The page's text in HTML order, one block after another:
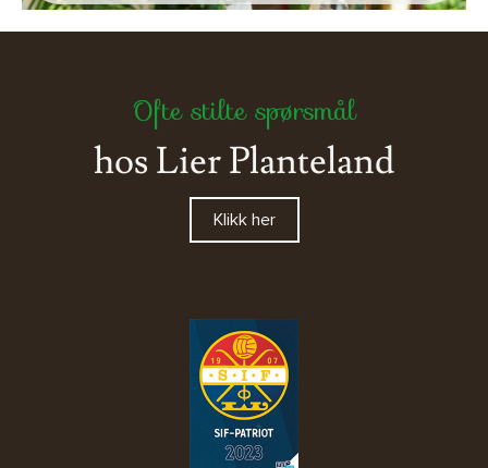
Ofte stilte spørsmål
hos Lier Planteland
Klikk her